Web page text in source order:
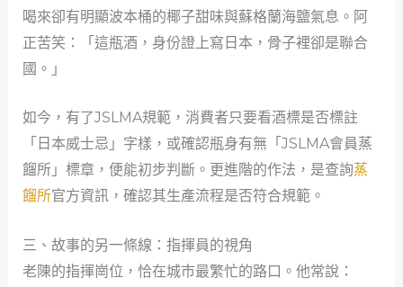
喝來卻有明顯波本桶的椰子甜味與蘇格蘭海鹽氣息。阿
正苦笑：「這瓶酒，身份證上寫日本，骨子裡卻是聯合
國。」
如今，有了JSLMA規範，消費者只要看酒標是否標註
「日本威士忌」字樣，或確認瓶身有無「JSLMA會員蒸
餾所」標章，便能初步判斷。更進階的作法，是查詢蒸
餾所官方資訊，確認其生產流程是否符合規範。
三、故事的另一條線：指揮員的視角
老陳的指揮崗位，恰在城市最繁忙的路口。他常說：